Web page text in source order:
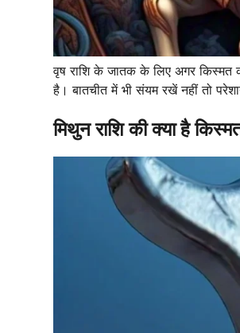
वृष राशि के जातक के लिए अगर किस्मत
है। बातचीत में भी संयम रखें नहीं तो
मिथुन राशि की क्या है